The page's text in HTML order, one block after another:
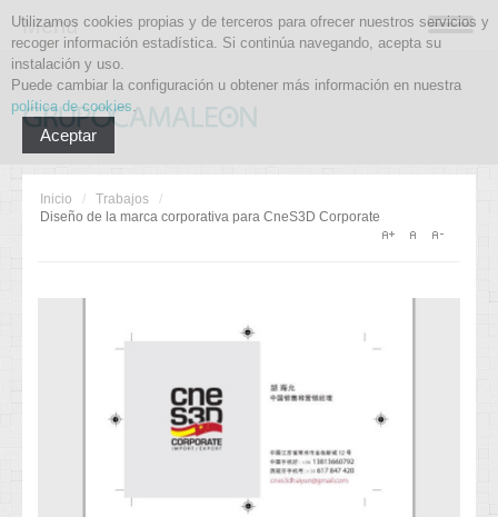
Utilizamos cookies propias y de terceros para ofrecer nuestros servicios y
recoger información estadística. Si continúa navegando, acepta su
instalación y uso.
Puede cambiar la configuración u obtener más información en nuestra
política de cookies.
Aceptar
Menu
Inicio / Trabajos
/
Diseño de la marca corporativa para CneS3D Corporate